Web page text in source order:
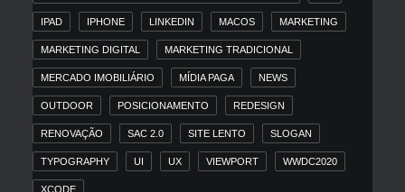
IPAD IPHONE LINKEDIN MACOS MARKETING
MARKETING DIGITAL MARKETING TRADICIONAL
MERCADO IMOBILIÁRIO MÍDIA PAGA NEWS
OUTDOOR POSICIONAMENTO REDESIGN
RENOVAÇÃO SAC 2.0 SITE LENTO SLOGAN
TYPOGRAPHY UI UX VIEWPORT WWDC2020
XCODE